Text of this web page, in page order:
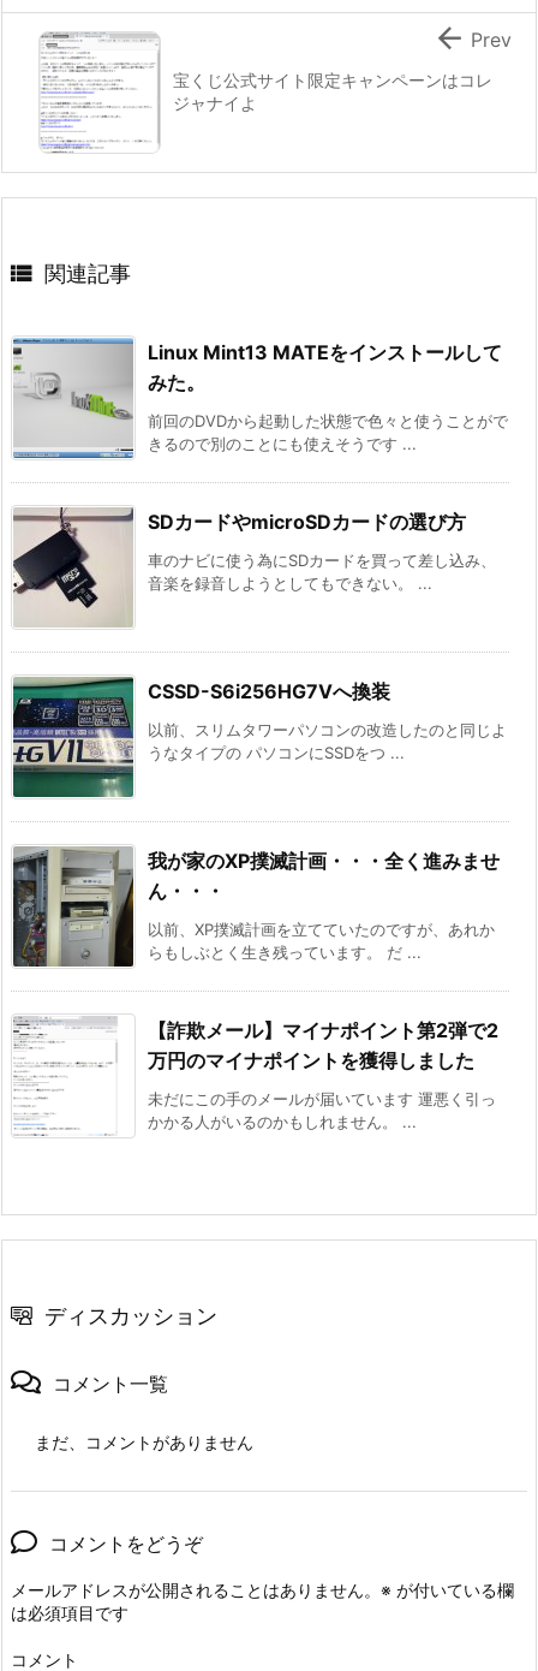
宝くじ公式サイト限定キャンペーンはコレ
ジャナイよ
 Prev
 関連記事
Linux Mint13 MATEをインストールして
みた。
前回のDVDから起動した状態で色々と使うことがで
きるので別のことにも使えそうです ...
SDカードやmicroSDカードの選び方
車のナビに使う為にSDカードを買って差し込み、
音楽を録音しようとしてもできない。 ...
CSSD-S6i256HG7Vへ換装
以前、スリムタワーパソコンの改造したのと同じよ
うなタイプの パソコンにSSDをつ ...
我が家のXP撲滅計画・・・全く進みませ
ん・・・
以前、XP撲滅計画を立てていたのですが、あれか
らもしぶとく生き残っています。 だ ...
【詐欺メール】マイナポイント第2弾で2
万円のマイナポイントを獲得しました
未だにこの手のメールが届いています 運悪く引っ
かかる人がいるのかもしれません。 ...
ディスカッション
コメント一覧
まだ、コメントがありません
コメントをどうぞ
メールアドレスが公開されることはありません。 ※ が付いている欄
は必須項目です
コメント